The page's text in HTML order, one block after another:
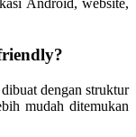
Android, website,
dengan struktur
mudah ditemukan